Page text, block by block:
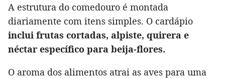
A estrutura do comedouro é montada
diariamente com itens simples. O cardápio
inclui frutas cortadas, alpiste, quirera e
néctar específico para beija-flores.
O aroma dos alimentos atrai as aves para uma